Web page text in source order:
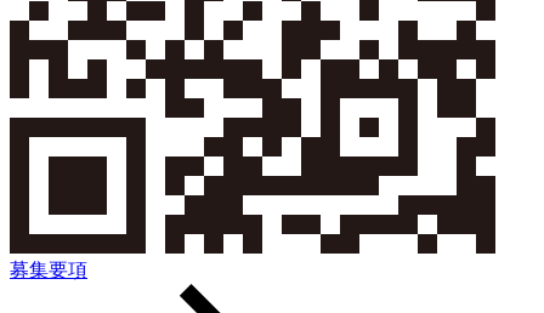
募集要項